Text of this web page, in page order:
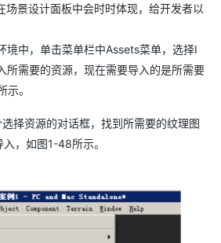
场景设计面板中会时时体现，给开发者以
境中，单击菜单栏中Assets菜单，选择I
需要的资源，现在需要导入的是所需要
。
选择资源的对话框，找到所需要的纹理图
，如图1-48所示。